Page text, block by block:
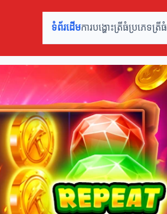
ទំព័រដើមការបង្ហោះត្រីធំប្រភេទត្រីធំ